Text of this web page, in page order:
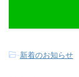
-新着のお知らせ